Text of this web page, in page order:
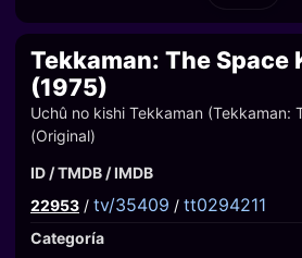
Tekkaman: The Space
(1975)
Uchû no kishi Tekkaman (Tekkaman:
(Original)
ID / TMDB / IMDB
22953 / tv/35409 / tt0294211
Categoría